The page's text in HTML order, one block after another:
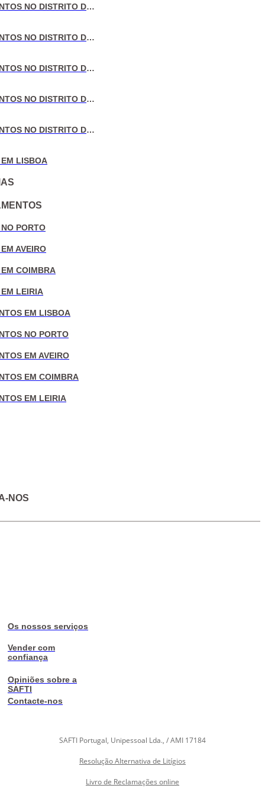
VENDA DE APARTAMENTOS NO DISTRITO DE LISBOA
VENDA DE APARTAMENTOS NO DISTRITO DO PORTO
VENDA DE APARTAMENTOS NO DISTRITO DE AVEIRO
VENDA DE APARTAMENTOS NO DISTRITO DE COIMBRA
VENDA DE APARTAMENTOS NO DISTRITO DE LEIRIA
LISBOA
PORTO
AVEIRO
COIMBRA
LEIRIA
EM LISBOA
NO PORTO
EM AVEIRO
EM COIMBRA
EM LEIRIA
NOS
Os nossos serviços
Vender com
confiança
Opiniões sobre a
SAFTI
Contacte-nos
SAFTI Portugal, Unipessoal Lda., / AMI 17184
Resolução Alternativa de Litígios
Livro de Reclamações online